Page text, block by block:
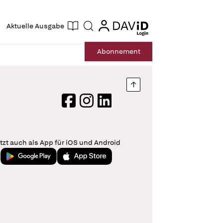
Aktuelle Ausgabe Suche login
login
Abonnement
Nach oben springen
FacebookInstagram
LinkedIn
auch als App für iOS und Android
Jetzt bei Google PlayLaden im App Store